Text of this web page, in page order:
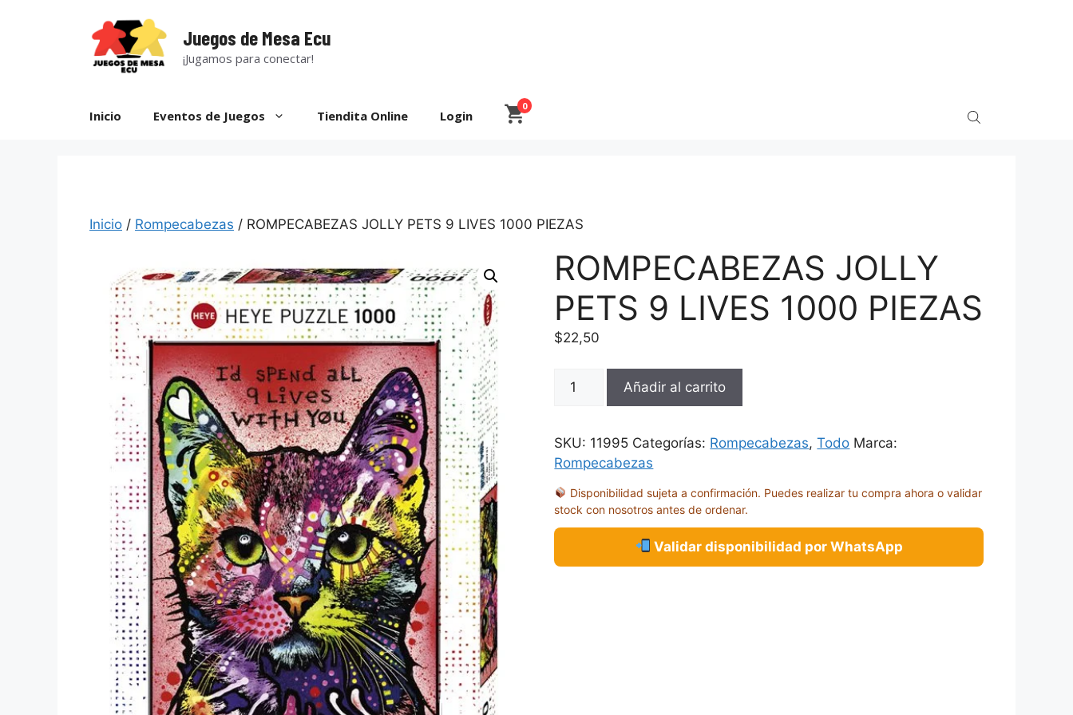
Juegos de Mesa Ecu
¡Jugamos para conectar!
Inicio Eventos de Juegos Tiendita Online Login
0
Inicio / Rompecabezas / ROMPECABEZAS JOLLY PETS 9 LIVES 1000 PIEZAS
ROMPECABEZAS JOLLY
PETS 9 LIVES 1000 PIEZAS
$22,50
JOLLY
9
LIVES
PIEZAS
cantidad
Añadir al carrito
SKU: 11995 Categorías: Rompecabezas,Todo Marca:
Rompecabezas
Disponibilidad sujeta a confirmación. Puedes realizar tu compra ahora o validar
stock con nosotros antes de ordenar.
Validar disponibilidad por WhatsApp